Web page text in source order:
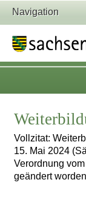
Navigation
Vollzitat:
15. Mai 2024
Verordnung
geändert